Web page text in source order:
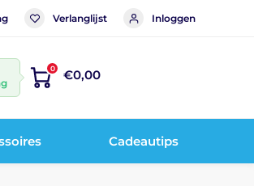
Verlanglijst Inloggen
0 €0,00
Cadeautips